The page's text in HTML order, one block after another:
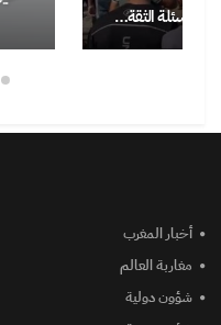
أخبار المغرب
مغاربة العالم
شؤون دولية